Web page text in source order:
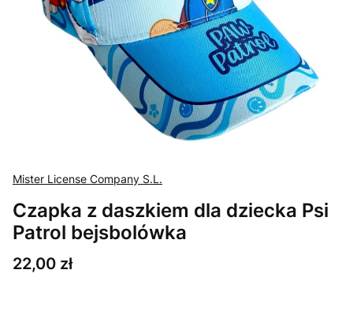
Mister License Company S.L.
Czapka z daszkiem dla dziecka Psi
Patrol bejsbolówka
Cena
22,00 zł